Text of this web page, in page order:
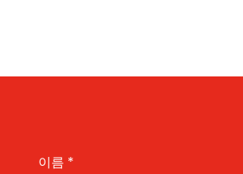
이름 *